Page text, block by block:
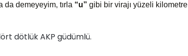
demeyeyim, tırla “u” gibi bir virajı yüzeli kilometre
dötlük AKP güdümlü.